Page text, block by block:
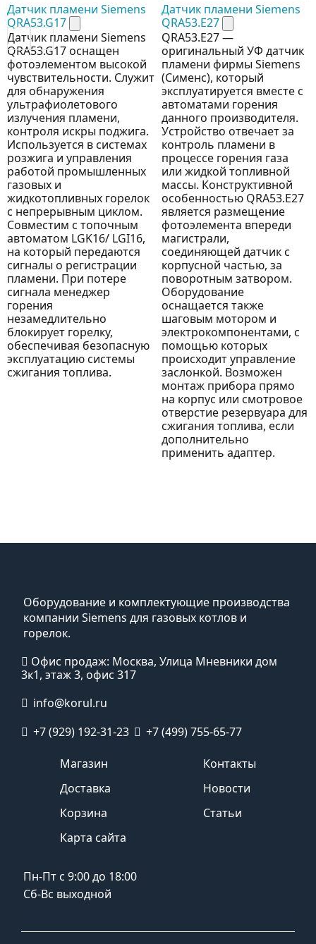
Датчик пламени Siemens
QRA53.G17
Датчик пламени Siemens
QRA53.G17 оснащен
фотоэлементом высокой
чувствительности. Служит
для обнаружения
ультрафиолетового
излучения пламени,
контроля искры поджига.
Используется в системах
розжига и управления
работой промышленных
газовых и
жидкотопливных горелок
с непрерывным циклом.
Совместим с топочным
автоматом LGK16/ LGI16,
на который передаются
сигналы о регистрации
пламени. При потере
сигнала менеджер
горения
незамедлительно
блокирует горелку,
обеспечивая безопасную
эксплуатацию системы
сжигания топлива.
Датчик пламени Siemens
QRA53.E27
QRA53.E27 —
оригинальный УФ датчик
пламени фирмы Siemens
(Сименс), который
эксплуатируется вместе с
автоматами горения
данного производителя.
Устройство отвечает за
контроль пламени в
процессе горения газа
или жидкой топливной
массы. Конструктивной
особенностью QRA53.E27
является размещение
фотоэлемента впереди
магистрали,
соединяющей датчик с
корпусной частью, за
поворотным затвором.
Оборудование
оснащается также
шаговым мотором и
электрокомпонентами, с
помощью которых
происходит управление
заслонкой. Возможен
монтаж прибора прямо
на корпус или смотровое
отверстие резервуара для
сжигания топлива, если
дополнительно
применить адаптер.
Оборудование и комплектующие производства
компании Siemens для газовых котлов и
горелок.
Офис продаж: Москва, Улица Мневники дом
3к1, этаж 3, офис 317
info@korul.ru
+7 (929) 192-31-23
+7 (499) 755-65-77
Магазин
Доставка
Корзина
Карта сайта
Контакты
Новости
Статьи
Пн-Пт с 9:00 до 18:00
Сб-Вс выходной